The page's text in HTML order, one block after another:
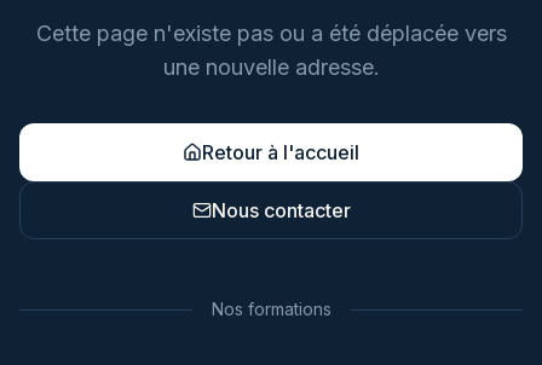
Cette page n'existe pas ou a été déplacée vers
une nouvelle adresse.
Retour à l'accueil
Nous contacter
Nos formations